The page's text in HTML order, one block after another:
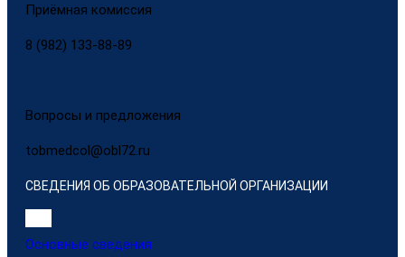
Приёмная комиссия
8 (982) 133-88-89
Вопросы и предложения
tobmedcol@obl72.ru
СВЕДЕНИЯ ОБ ОБРАЗОВАТЕЛЬНОЙ ОРГАНИЗАЦИИ
Основные сведения